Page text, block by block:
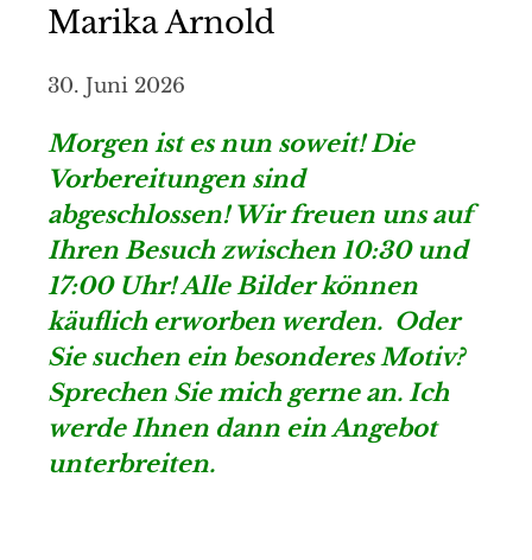
Marika Arnold
30. Juni 2026
Morgen ist es nun soweit! Die
Vorbereitungen sind
abgeschlossen! Wir freuen uns auf
Ihren Besuch zwischen 10:30 und
17:00 Uhr! Alle Bilder können
käuflich erworben werden. Oder
Sie suchen ein besonderes Motiv?
Sprechen Sie mich gerne an. Ich
werde Ihnen dann ein Angebot
unterbreiten.